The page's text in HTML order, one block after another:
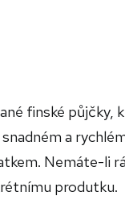
finské půjčky,
a
Nemáte-li
produtku.